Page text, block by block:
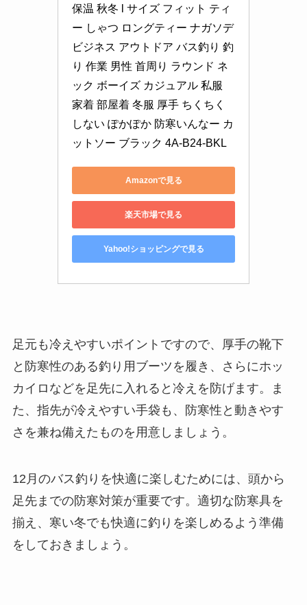
保温 秋冬 l サイズ フィット ティ
ー しゃつ ロングティー ナガソデ
ビジネス アウトドア バス釣り 釣
り 作業 男性 首周り ラウンド ネ
ック ボーイズ カジュアル 私服
家着 部屋着 冬服 厚手 ちくちく
しない ぽかぽか 防寒いんなー カ
ットソー ブラック 4A-B24-BKL
Amazonで見る
楽天市場で見る
Yahoo!ショッピングで見る
足元も冷えやすいポイントですので、厚手の靴下
と防寒性のある釣り用ブーツを履き、さらにホッ
カイロなどを足先に入れると冷えを防げます。ま
た、指先が冷えやすい手袋も、防寒性と動きやす
さを兼ね備えたものを用意しましょう。
12月のバス釣りを快適に楽しむためには、頭から
足先までの防寒対策が重要です。適切な防寒具を
揃え、寒い冬でも快適に釣りを楽しめるよう準備
をしておきましょう。